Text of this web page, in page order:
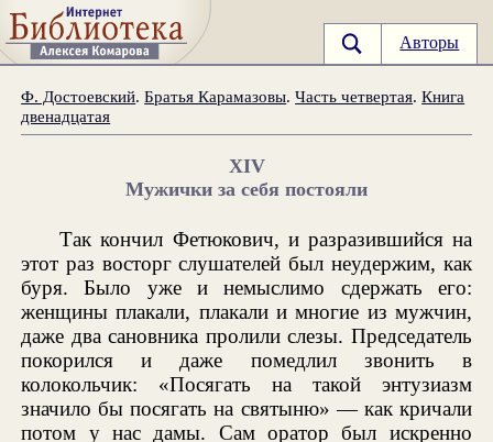
Авторы
Ф. Достоевский.Братья Карамазовы.Часть четвертая.Книга
двенадцатая
XIV
Мужички за себя постояли
Так кончил Фетюкович, и разразившийся на
этот раз восторг слушателей был неудержим, как
буря. Было уже и немыслимо сдержать его:
женщины плакали, плакали и многие из мужчин,
даже два сановника пролили слезы. Председатель
покорился и даже помедлил звонить в
колокольчик: «Посягать на такой энтузиазм
значило бы посягать на святыню» — как кричали
потом у нас дамы. Сам оратор был искренно